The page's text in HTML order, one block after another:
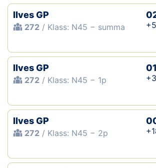
Ilves GP
272 / Klass: N45 − summa
Ilves GP
272 / Klass: N45 − 1p
Ilves GP
272 / Klass: N45 − 2p